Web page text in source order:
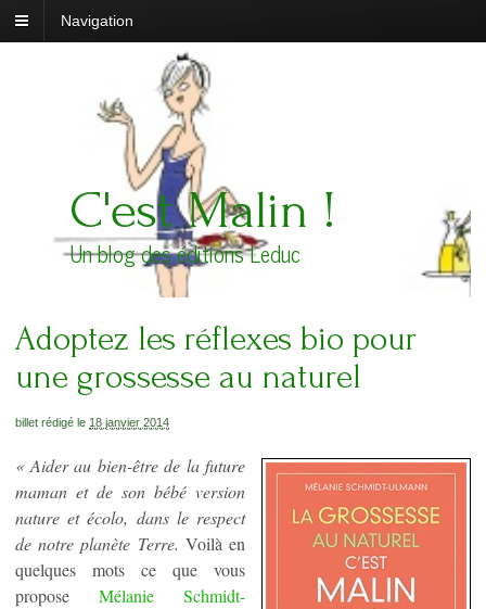
Navigation
C'est Malin !
Un blog des éditions Leduc
Adoptez les réflexes bio pour
une grossesse au naturel
billet rédigé le 18 janvier 2014
« Aider au bien-être de la future
maman et de son bébé version
nature et écolo, dans le respect
de notre planète Terre. Voilà en
quelques mots ce que vous
propose Mélanie Schmidt-